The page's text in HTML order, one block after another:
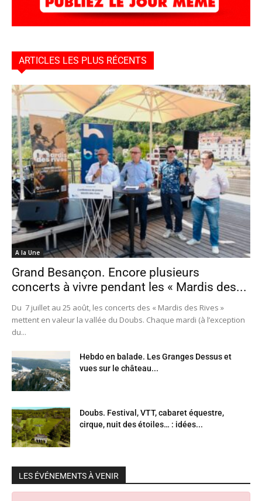
ARTICLES LES PLUS RÉCENTS
A la Une
Grand Besançon. Encore plusieurs
concerts à vivre pendant les « Mardis des...
Du 7 juillet au 25 août, les concerts des « Mardis des Rives »
mettent en valeur la vallée du Doubs. Chaque mardi (à l’exception
du...
Hebdo en balade. Les Granges Dessus et
vues sur le château...
Doubs. Festival, VTT, cabaret équestre,
cirque, nuit des étoiles… : idées...
LES ÉVÉNEMENTS À VENIR